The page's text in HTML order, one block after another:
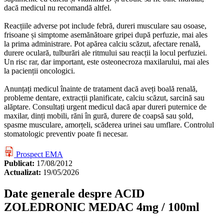
dacă medicul nu recomandă altfel.
Reacțiile adverse pot include febră, dureri musculare sau osoase,
frisoane și simptome asemănătoare gripei după perfuzie, mai ales
la prima administrare. Pot apărea calciu scăzut, afectare renală,
durere oculară, tulburări ale ritmului sau reacții la locul perfuziei.
Un risc rar, dar important, este osteonecroza maxilarului, mai ales
la pacienții oncologici.
Anunțați medicul înainte de tratament dacă aveți boală renală,
probleme dentare, extracții planificate, calciu scăzut, sarcină sau
alăptare. Consultați urgent medicul dacă apar dureri puternice de
maxilar, dinți mobili, răni în gură, durere de coapsă sau șold,
spasme musculare, amorțeli, scăderea urinei sau umflare. Controlul
stomatologic preventiv poate fi necesar.
Prospect EMA
Publicat: 17/08/2012
Actualizat: 19/05/2026
Date generale despre ACID
ZOLEDRONIC MEDAC 4mg / 100ml